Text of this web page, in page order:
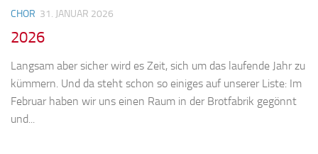
CHOR 31. JANUAR 2026
2026
Langsam aber sicher wird es Zeit, sich um das laufende Jahr zu
kümmern. Und da steht schon so einiges auf unserer Liste: Im
Februar haben wir uns einen Raum in der Brotfabrik gegönnt
und...